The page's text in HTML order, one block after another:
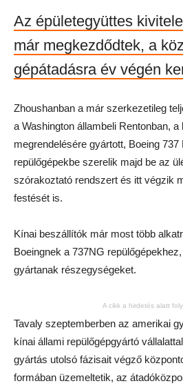
Az épületegyüttes
már megkezdődtek, a
gépátadásra év végén
Zhoushanban a már szerkezetileg
a Washington állambeli Rentonban,
megrendelésére gyártott, Boeing
repülőgépekbe szerelik majd be az
szórakoztató rendszert és itt végzik
festését is.
Kínai beszállítók már most több
Boeingnek a 737NG
gyártanak részegységeket.
A cikk a hirdetés alatt
Tavaly szeptemberben az amerikai
kínai állami repülőgépgyártó
gyártás utolsó fázisait végző
formában üzemeltetik, az